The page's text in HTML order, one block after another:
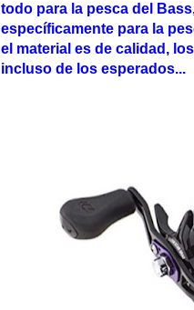
todo para la pesca del
específicamente para la
el material es de calidad,
incluso de los esperados...